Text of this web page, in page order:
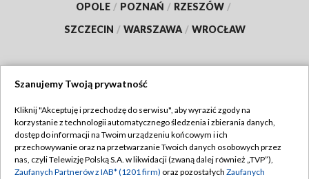
OPOLE / POZNAŃ / RZESZÓW /
SZCZECIN / WARSZAWA / WROCŁAW
TVP
Abonament TVP
Emisja w TVP
Regulamin TVP
Polityka prywatności
Szanujemy Twoją prywatność
Kliknij "Akceptuję i przechodzę do serwisu", aby wyrazić zgody na
korzystanie z technologii automatycznego śledzenia i zbierania danych,
dostęp do informacji na Twoim urządzeniu końcowym i ich
przechowywanie oraz na przetwarzanie Twoich danych osobowych przez
nas, czyli Telewizję Polską S.A. w likwidacji (zwaną dalej również „TVP”),
Zaufanych Partnerów z IAB* (1201 firm) oraz pozostałych Zaufanych